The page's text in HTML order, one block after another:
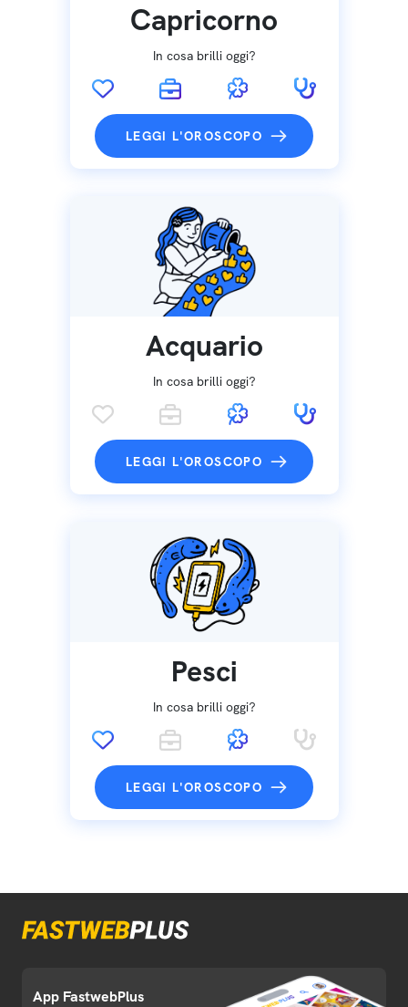
Capricorno
In cosa brilli oggi?
LEGGI L'OROSCOPO
Acquario
In cosa brilli oggi?
LEGGI L'OROSCOPO
Pesci
In cosa brilli oggi?
LEGGI L'OROSCOPO
App FastwebPlus